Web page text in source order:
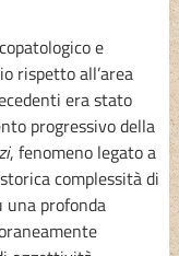
e
rispetto all’area
era stato
progressivo della
, fenomeno legato a
complessità di
una profonda